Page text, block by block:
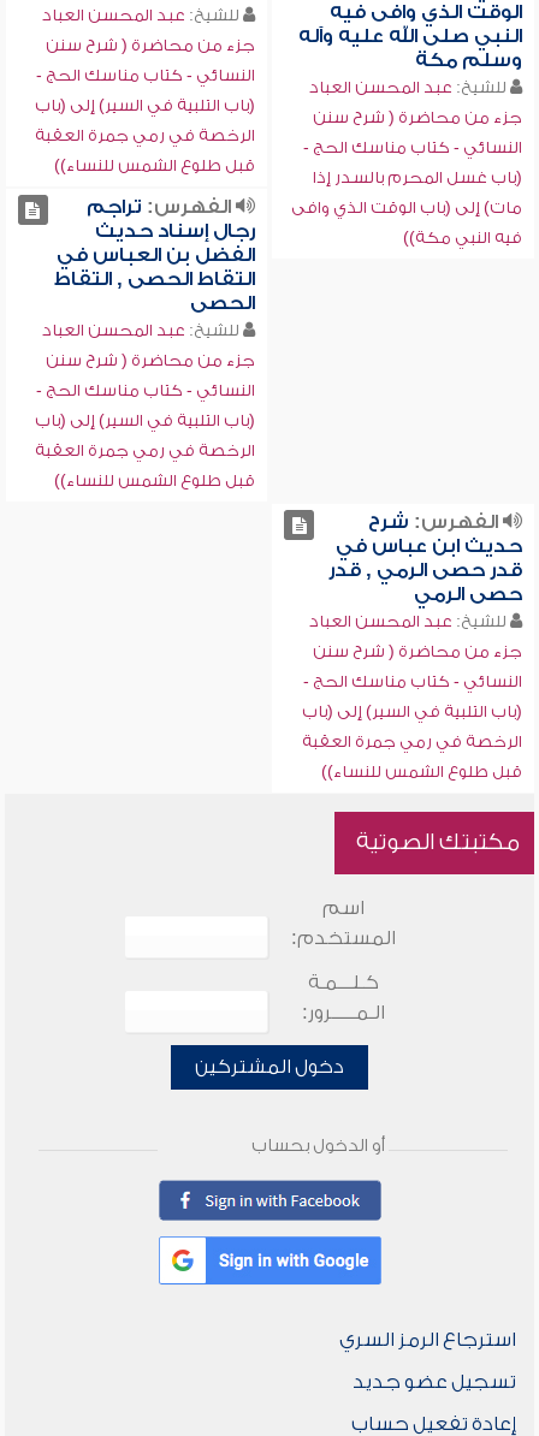
الوقت الذي وافى فيه
النبي صلى الله عليه وآله
وسلم مكة
للشيخ: عبد المحسن العباد
جزء من محاضرة ( شرح سنن
النسائي - كتاب مناسك الحج -
(باب غسل المحرم بالسدر إذا
مات) إلى (باب الوقت الذي وافى
فيه النبي مكة))
للشيخ: عبد المحسن العباد
جزء من محاضرة ( شرح سنن
النسائي - كتاب مناسك الحج -
(باب التلبية في السير) إلى (باب
الرخصة في رمي جمرة العقبة
قبل طلوع الشمس للنساء))
الفهرس: تراجم
رجال إسناد حديث
الفضل بن العباس في
التقاط الحصى , التقاط
الحصى
للشيخ: عبد المحسن العباد
جزء من محاضرة ( شرح سنن
النسائي - كتاب مناسك الحج -
(باب التلبية في السير) إلى (باب
الرخصة في رمي جمرة العقبة
قبل طلوع الشمس للنساء))
الفهرس: شرح
حديث ابن عباس في
قدر حصى الرمي , قدر
حصى الرمي
للشيخ: عبد المحسن العباد
جزء من محاضرة ( شرح سنن
النسائي - كتاب مناسك الحج -
(باب التلبية في السير) إلى (باب
الرخصة في رمي جمرة العقبة
قبل طلوع الشمس للنساء))
مكتبتك الصوتية
اسم
المستخدم:
كـلـــمـة
الـمـــــرور:
دخول المشتركين
أو الدخول بحساب
استرجاع الرمز السري
تسجيل عضو جديد
إعادة تفعيل حساب